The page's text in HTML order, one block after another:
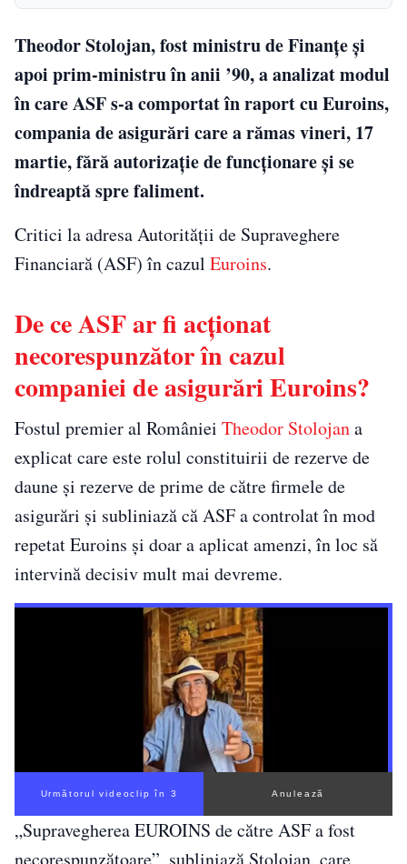
Theodor Stolojan, fost ministru de Finanţe şi
apoi prim-ministru în anii ’90, a analizat modul
în care ASF s-a comportat în raport cu Euroins,
compania de asigurări care a rămas vineri, 17
martie, fără autorizaţie de funcţionare şi se
îndreaptă spre faliment.
Critici la adresa Autorităţii de Supraveghere
Financiară (ASF) în cazul Euroins.
De ce ASF ar fi acţionat
necorespunzător în cazul
companiei de asigurări Euroins?
Fostul premier al României Theodor Stolojana
explicat care este rolul constituirii de rezerve de
daune și rezerve de prime de către firmele de
asigurări şi subliniază că ASF a controlat în mod
repetat Euroins şi doar a aplicat amenzi, în loc să
intervină decisiv mult mai devreme.
Următorul videoclip în 2 Anulează
„Supravegherea EUROINS de către ASF a fost